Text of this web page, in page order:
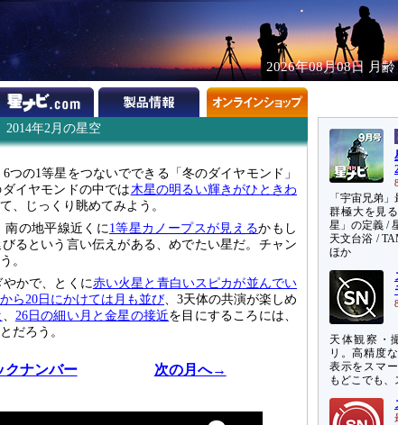
2026年08月08日 月齢
2014年2月の星空
つの1等星をつないでできる「冬のダイヤモンド」
イヤモンドの中では木星の明るい輝きがひときわ
、じっくり眺めてみよう。
南の地平線近くに1等星カノープスが見えるかもし
るという言い伝えがある、めでたい星だ。チャン
。
かで、とくに赤い火星と青白いスピカが並んでい
ら20日にかけては月も並び、3天体の共演が楽しめ
、 26日の細い月と金星の接近を目にするころには、
だろう。
クナンバー 次の月へ→
「宇宙兄弟
群極大を見
星」の定義 /
天文台浴 /
ほか
天体観察・
リ。高精度
表示をスマ
もどこでも、